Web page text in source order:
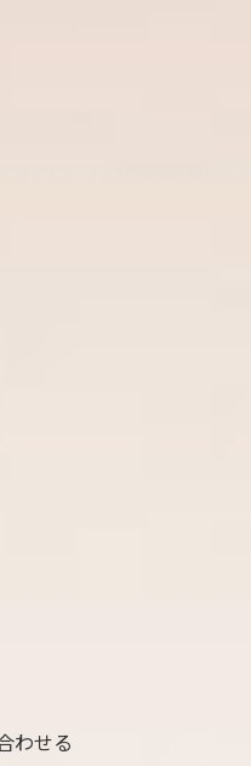
わせる